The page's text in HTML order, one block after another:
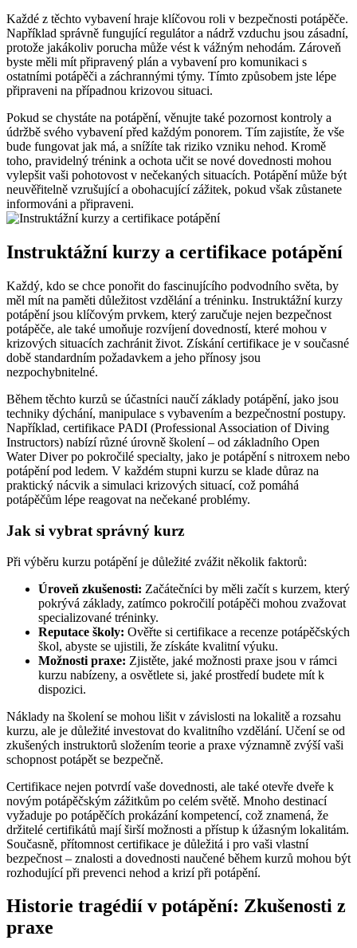
Každé z těchto vybavení hraje klíčovou roli v bezpečnosti potápěče.
Například správně fungující regulátor a nádrž vzduchu jsou zásadní,
protože jakákoliv porucha může vést k vážným nehodám. Zároveň
byste měli mít připravený plán a vybavení pro komunikaci s
ostatními potápěči a záchrannými týmy. Tímto způsobem jste lépe
připraveni na případnou krizovou situaci.
Pokud se chystáte na potápění, věnujte také pozornost kontroly a
údržbě svého vybavení před každým ponorem. Tím zajistíte, že vše
bude fungovat jak má, a snížíte tak riziko vzniku nehod. Kromě
toho, pravidelný trénink a ochota učit se nové dovednosti mohou
vylepšit vaši pohotovost v nečekaných situacích. Potápění může být
neuvěřitelně vzrušující a obohacující zážitek, pokud však zůstanete
informováni a připraveni.
Instruktážní kurzy a certifikace potápění
Každý, kdo se chce ponořit do fascinujícího podvodního světa, by
měl mít na paměti důležitost vzdělání a tréninku. Instruktážní kurzy
potápění jsou klíčovým prvkem, který zaručuje nejen bezpečnost
potápěče, ale také umoňuje rozvíjení dovedností, které mohou v
krizových situacích zachránit život. Získání certifikace je v současné
době standardním požadavkem a jeho přínosy jsou
nezpochybnitelné.
Během těchto kurzů se účastníci naučí základy potápění, jako jsou
techniky dýchání, manipulace s vybavením a bezpečnostní postupy.
Například, certifikace PADI (Professional Association of Diving
Instructors) nabízí různé úrovně školení – od základního Open
Water Diver po pokročilé specialty, jako je potápění s nitroxem nebo
potápění pod ledem. V každém stupni kurzu se klade důraz na
praktický nácvik a simulaci krizových situací, což pomáhá
potápěčům lépe reagovat na nečekané problémy.
Jak si vybrat správný kurz
Při výběru kurzu potápění je důležité zvážit několik faktorů:
Úroveň zkušenosti: Začátečníci by měli začít s kurzem, který
pokrývá základy, zatímco pokročilí potápěči mohou zvažovat
specializované tréninky.
Reputace školy: Ověřte si certifikace a recenze potápěčských
škol, abyste se ujistili, že získáte kvalitní výuku.
Možnosti praxe: Zjistěte, jaké možnosti praxe jsou v rámci
kurzu nabízeny, a osvětlete si, jaké prostředí budete mít k
dispozici.
Náklady na školení se mohou lišit v závislosti na lokalitě a rozsahu
kurzu, ale je důležité investovat do kvalitního vzdělání. Učení se od
zkušených instruktorů složením teorie a praxe významně zvýší vaši
schopnost potápět se bezpečně.
Certifikace nejen potvrdí vaše dovednosti, ale také otevře dveře k
novým potápěčským zážitkům po celém světě. Mnoho destinací
vyžaduje po potápěčích prokázání kompetencí, což znamená, že
držitelé certifikátů mají širší možnosti a přístup k úžasným lokalitám.
Současně, přítomnost certifikace je důležitá i pro vaši vlastní
bezpečnost – znalosti a dovednosti naučené během kurzů mohou být
rozhodující při prevenci nehod a krizí při potápění.
Historie tragédií v potápění: Zkušenosti z
praxe